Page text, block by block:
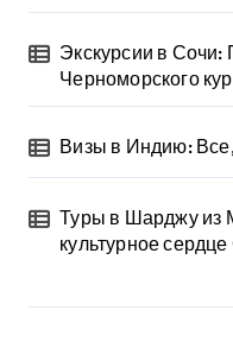
Экскурсии в Сочи:
Черноморского
Визы в Индию:
Туры в Шарджу из
культурное